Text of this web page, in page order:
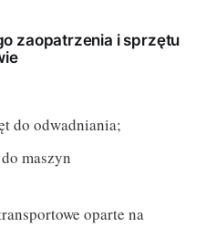
zaopatrzenia i sprzętu
do odwadniania;
maszyn
oparte na